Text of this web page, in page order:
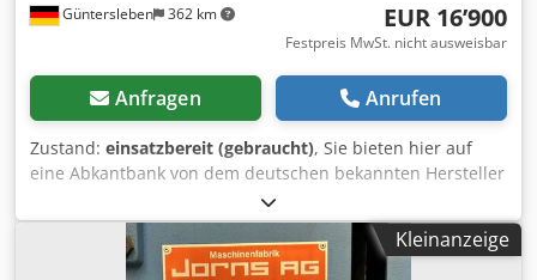
Güntersleben 362 km EUR 16’900
Festpreis MwSt. nicht ausweisbar
Anfragen Anrufen
Zustand: einsatzbereit (gebraucht), Sie bieten hier auf
eine Abkantbank von dem deutschen bekannten Hersteller
Biegemaster Eigenschaften des Geräts: Biegelänge etwas
über 4m Blechstärke Eisen 2mm Gradzahl einstellbar siehe
Bild Notaus Blechauflage Steuerpultbedienung Vorteil
dieser Bauart ist das man schon gekantete Bleche auch
Kleinanzeige